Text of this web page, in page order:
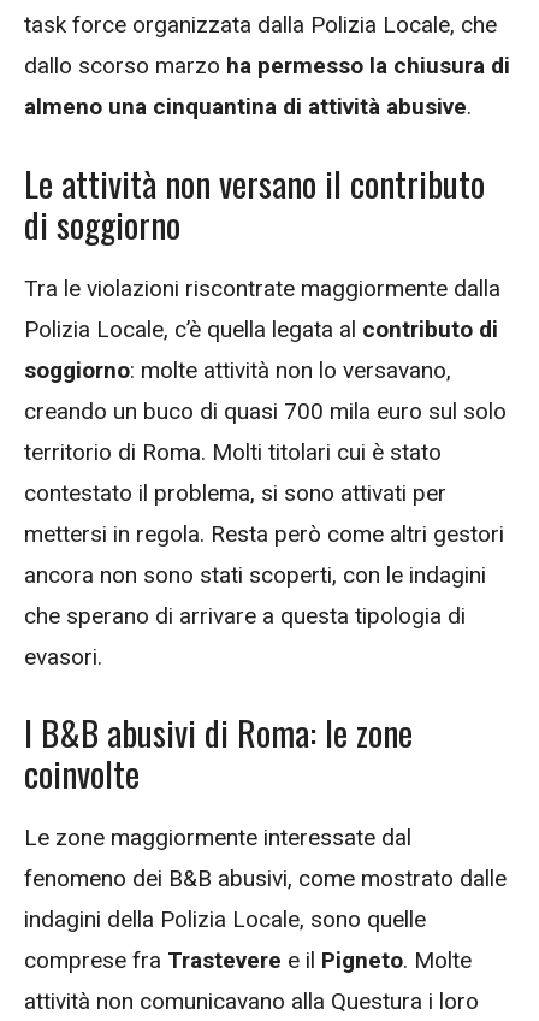
task force organizzata dalla Polizia Locale, che
dallo scorso marzo ha permesso la chiusura di
almeno una cinquantina di attività abusive.
Le attività non versano il contributo
di soggiorno
Tra le violazioni riscontrate maggiormente dalla
Polizia Locale, c’è quella legata al contributo di
soggiorno: molte attività non lo versavano,
creando un buco di quasi 700 mila euro sul solo
territorio di Roma. Molti titolari cui è stato
contestato il problema, si sono attivati per
mettersi in regola. Resta però come altri gestori
ancora non sono stati scoperti, con le indagini
che sperano di arrivare a questa tipologia di
evasori.
I B&B abusivi di Roma: le zone
coinvolte
Le zone maggiormente interessate dal
fenomeno dei B&B abusivi, come mostrato dalle
indagini della Polizia Locale, sono quelle
comprese fra Trastevere e il Pigneto. Molte
attività non comunicavano alla Questura i loro